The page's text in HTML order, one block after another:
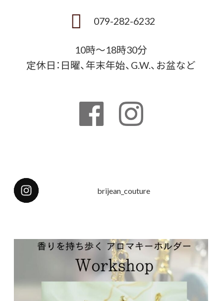
079-282-6232
10時〜18時30分
定休日：日曜、年末年始、G.W.、お盆など
brijean_couture